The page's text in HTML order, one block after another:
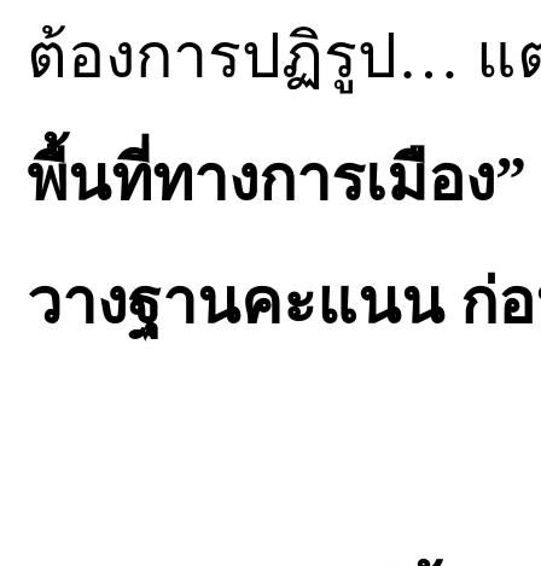
ต้องการปฏิรูป… แ
พื้นที่ทางการเมือง”
วางฐานคะแนน ก่